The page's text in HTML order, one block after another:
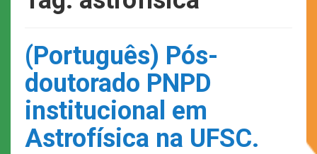
(Português) Pós-
doutorado PNPD
institucional em
Astrofísica na UFSC.